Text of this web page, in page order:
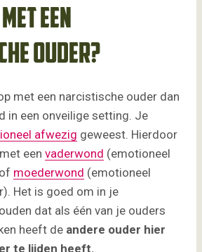
een
ouder?
met een narcistische ouder dan
in een onveilige setting. Je
afwezig geweest. Hierdoor
een vaderwond (emotioneel
moederwond (emotioneel
Het is goed om in je
dat als één van je ouders
heeft de andere ouder hier
te lijden heeft.